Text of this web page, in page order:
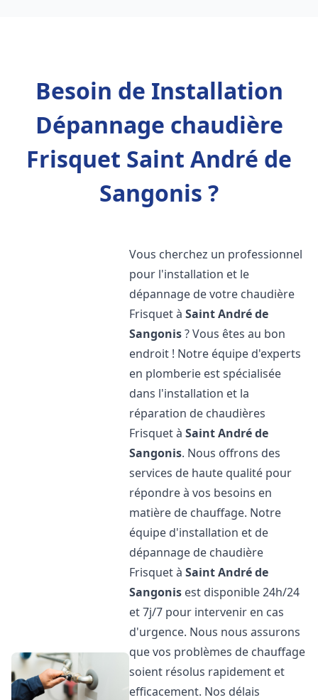
Besoin de Installation
Dépannage chaudière
Frisquet Saint André de
Sangonis ?
Vous cherchez un professionnel
pour l'installation et le
dépannage de votre chaudière
Frisquet àSaint André de
Sangonis? Vous êtes au bon
endroit ! Notre équipe d'experts
en plomberie est spécialisée
dans l'installation et la
réparation de chaudières
Frisquet àSaint André de
Sangonis. Nous offrons des
services de haute qualité pour
répondre à vos besoins en
matière de chauffage. Notre
équipe d'installation et de
dépannage de chaudière
Frisquet àSaint André de
Sangonis est disponible 24h/24
et 7j/7 pour intervenir en cas
d'urgence. Nous nous assurons
que vos problèmes de chauffage
soient résolus rapidement et
efficacement. Nos délais